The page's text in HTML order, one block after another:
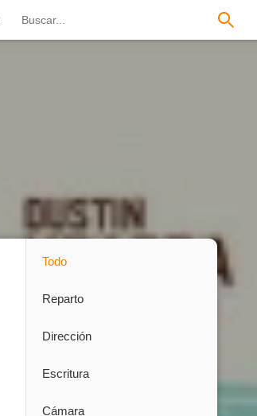
Todo
Reparto
Dirección
Escritura
Cámara